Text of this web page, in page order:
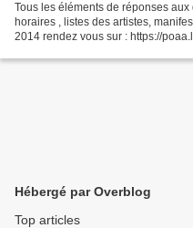
Tous les éléments de réponses
horaires , listes des artistes,
2014 rendez vous sur : https://
Hébergé par Overblog
Top articles